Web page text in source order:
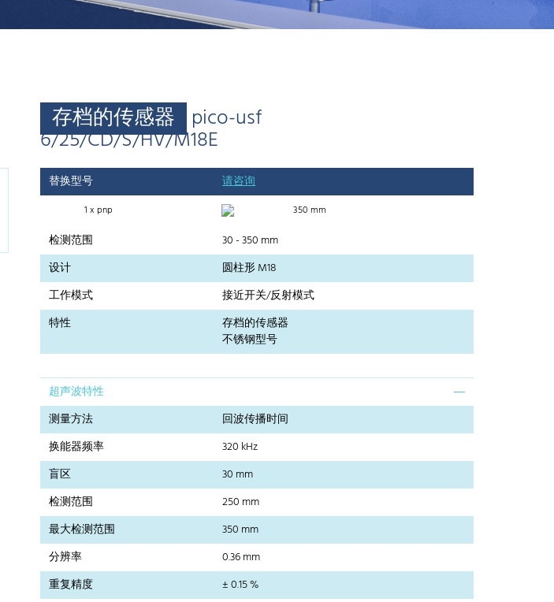
存档的传感器 pico-usf
6/25/CD/S/HV/M18E
替换型号 请咨询
1 x pnp 350 mm
检测范围
30 - 350 mm
设计
圆柱形 M18
工作模式
接近开关/反射模式
特性
存档的传感器
不锈钢型号
超声波特性
测量方法
回波传播时间
换能器频率
320 kHz
盲区
30 mm
检测范围
250 mm
最大检测范围
350 mm
分辨率
0.36 mm
重复精度
± 0.15 %